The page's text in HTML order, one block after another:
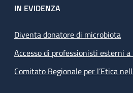
IN EVIDENZA
Diventa donatore di microbiota
Accesso di professionisti esterni
Comitato Regionale per l’Etica